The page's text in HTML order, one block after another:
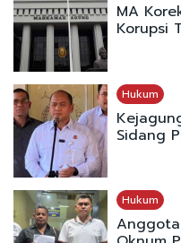
MA
Korupsi
Hukum
Sidang
Hukum